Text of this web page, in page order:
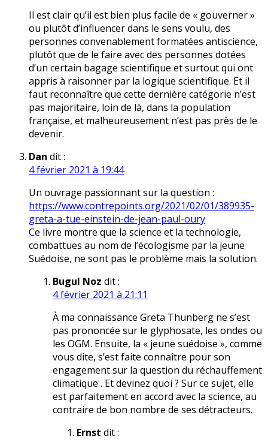
Il est clair qu’il est bien plus facile de « gouverner »
ou plutôt d’influencer dans le sens voulu, des
personnes convenablement formatées antiscience,
plutôt que de le faire avec des personnes dotées
d’un certain bagage scientifique et surtout qui ont
appris à raisonner par la logique scientifique. Et il
faut reconnaître que cette dernière catégorie n’est
pas majoritaire, loin de là, dans la population
française, et malheureusement n’est pas près de le
devenir.
Dan dit :
4 février 2021 à 19:44
Un ouvrage passionnant sur la question :
https://www.contrepoints.org/2021/02/01/389935-
greta-a-tue-einstein-de-jean-paul-oury
Ce livre montre que la science et la technologie,
combattues au nom de l’écologisme par la jeune
Suédoise, ne sont pas le problème mais la solution.
Bugul Noz dit :
4 février 2021 à 21:11
À ma connaissance Greta Thunberg ne s’est
pas prononcée sur le glyphosate, les ondes ou
les OGM. Ensuite, la « jeune suédoise », comme
vous dite, s’est faite connaître pour son
engagement sur la question du réchauffement
climatique . Et devinez quoi ? Sur ce sujet, elle
est parfaitement en accord avec la science, au
contraire de bon nombre de ses détracteurs.
Ernst dit :